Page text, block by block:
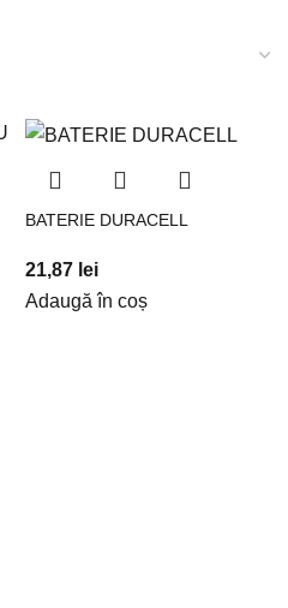
BATERIE DURACELL
21,87 lei
Adaugă în coș